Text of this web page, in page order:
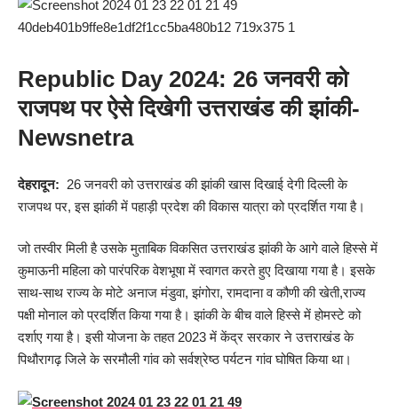
Republic Day 2024: 26 जनवरी को
राजपथ पर ऐसे दिखेगी उत्तराखंड की झांकी-
Newsnetra
देहरादून: 26 जनवरी को उत्तराखंड की झांकी खास दिखाई देगी दिल्ली के
राजपथ पर, इस झांकी में पहाड़ी प्रदेश की विकास यात्रा को प्रदर्शित गया है।
जो तस्वीर मिली है उसके मुताबिक विकसित उत्तराखंड झांकी के आगे वाले हिस्से में
कुमाऊनी महिला को पारंपरिक वेशभूषा में स्वागत करते हुए दिखाया गया है। इसके
साथ-साथ राज्य के मोटे अनाज मंडुवा, झंगोरा, रामदाना व कौणी की खेती,राज्य
पक्षी मोनाल को प्रदर्शित किया गया है। झांकी के बीच वाले हिस्से में होमस्टे को
दर्शाए गया है। इसी योजना के तहत 2023 में केंद्र सरकार ने उत्तराखंड के
पिथौरागढ़ जिले के सरमौली गांव को सर्वश्रेष्ठ पर्यटन गांव घोषित किया था।